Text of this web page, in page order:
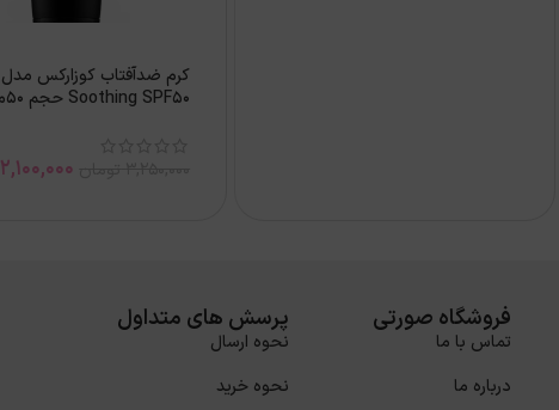
Soothing SPF50 حجم 50میل
2,100,000
فروشگاه صورتی
تماس با ما
درباره ما
پرسش های متداول
نحوه ارسال
نحوه خرید